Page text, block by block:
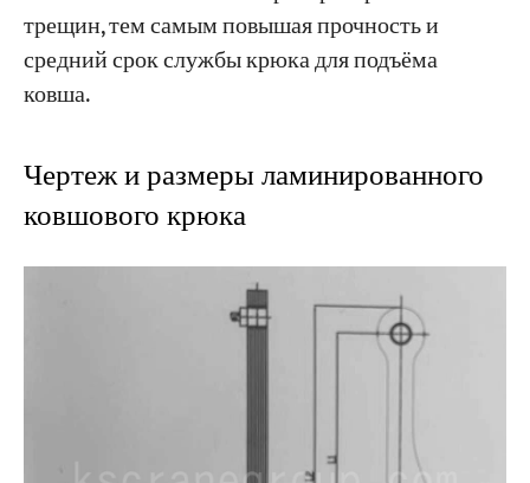
трещин, тем самым повышая прочность и
средний срок службы крюка для подъёма
ковша.
Чертеж и размеры ламинированного
ковшового крюка